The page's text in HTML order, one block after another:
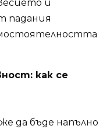
и
падания
как се
да бъде напълно